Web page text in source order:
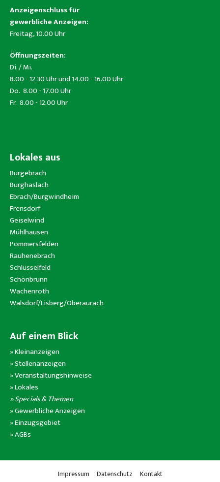
Anzeigenschluss für
gewerbliche Anzeigen:
Freitag, 10.00 Uhr
Öffnungszeiten:
Di. / Mi.
8.00 - 12.30 Uhr und 14.00 - 16.00 Uhr
Do. 8.00 - 17.00 Uhr
Fr. 8.00 - 12.00 Uhr
Lokales aus
Burgebrach
Burghaslach
Ebrach/Burgwindheim
Frensdorf
Geiselwind
Mühlhausen
Pommersfelden
Rauhenebrach
Schlüsselfeld
Schönbrunn
Wachenroth
Walsdorf/Lisberg/Oberaurach
Auf einem Blick
»Kleinanzeigen
»Stellenanzeigen
»Veranstaltungshinweise
»Lokales
» Specials & Themen
»Gewerbliche Anzeigen
»Einzugsgebiet
»AGBs
Impressum Datenschutz
Kontakt